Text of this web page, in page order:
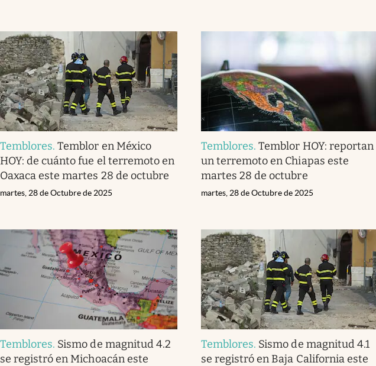
Temblores.Temblor en México
HOY: de cuánto fue el terremoto en
Oaxaca este martes 28 de octubre
martes, 28 de Octubre de 2025
Temblores.Temblor HOY: reportan
un terremoto en Chiapas este
martes 28 de octubre
martes, 28 de Octubre de 2025
Temblores. Sismo de magnitud 4.2
se registró en Michoacán este
Temblores. Sismo de magnitud 4.1
se registró en Baja California este